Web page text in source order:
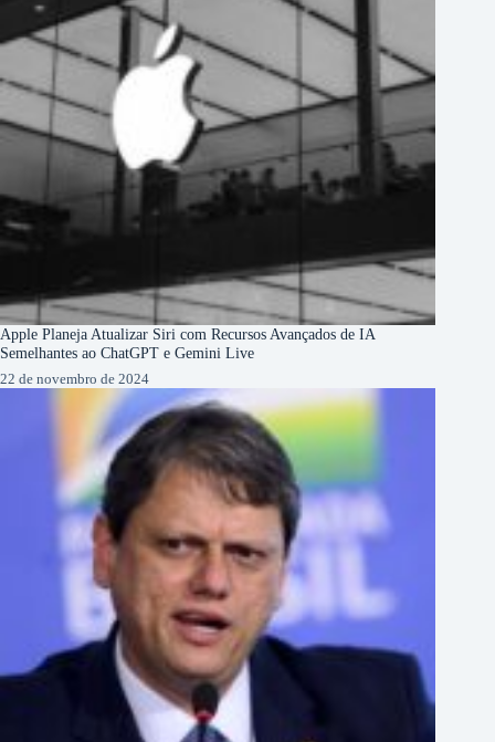
Apple Planeja Atualizar Siri com Recursos Avançados de IA
Semelhantes ao ChatGPT e Gemini Live
22 de novembro de 2024